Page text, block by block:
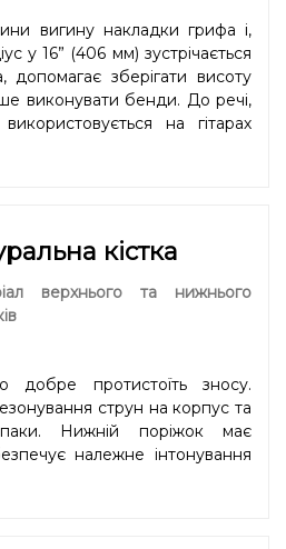
вигину накладки грифа і,
у 16” (406 мм) зустрічається
допомагає зберігати висоту
виконувати бенди. До речі,
на гітарах
кістка
верхнього та нижнього
добре протистоїть зносу.
струн на корпус та
Нижній поріжок має
належне інтонування